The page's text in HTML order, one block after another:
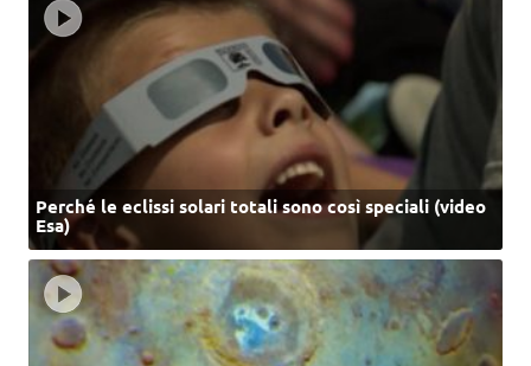
Perché le eclissi solari totali sono così speciali (video
Esa)